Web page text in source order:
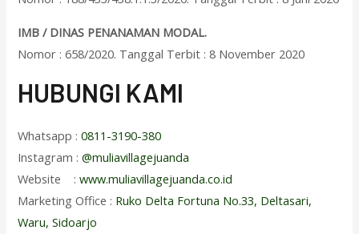
IMB / DINAS PENANAMAN MODAL.
Nomor : 658/2020. Tanggal Terbit : 8 November 2020
HUBUNGI KAMI
Whatsapp :0811-3190-380
Instagram :@muliavillagejuanda
Website :www.muliavillagejuanda.co.id
Marketing Office : Ruko Delta Fortuna No.33, Deltasari,
Waru, Sidoarjo